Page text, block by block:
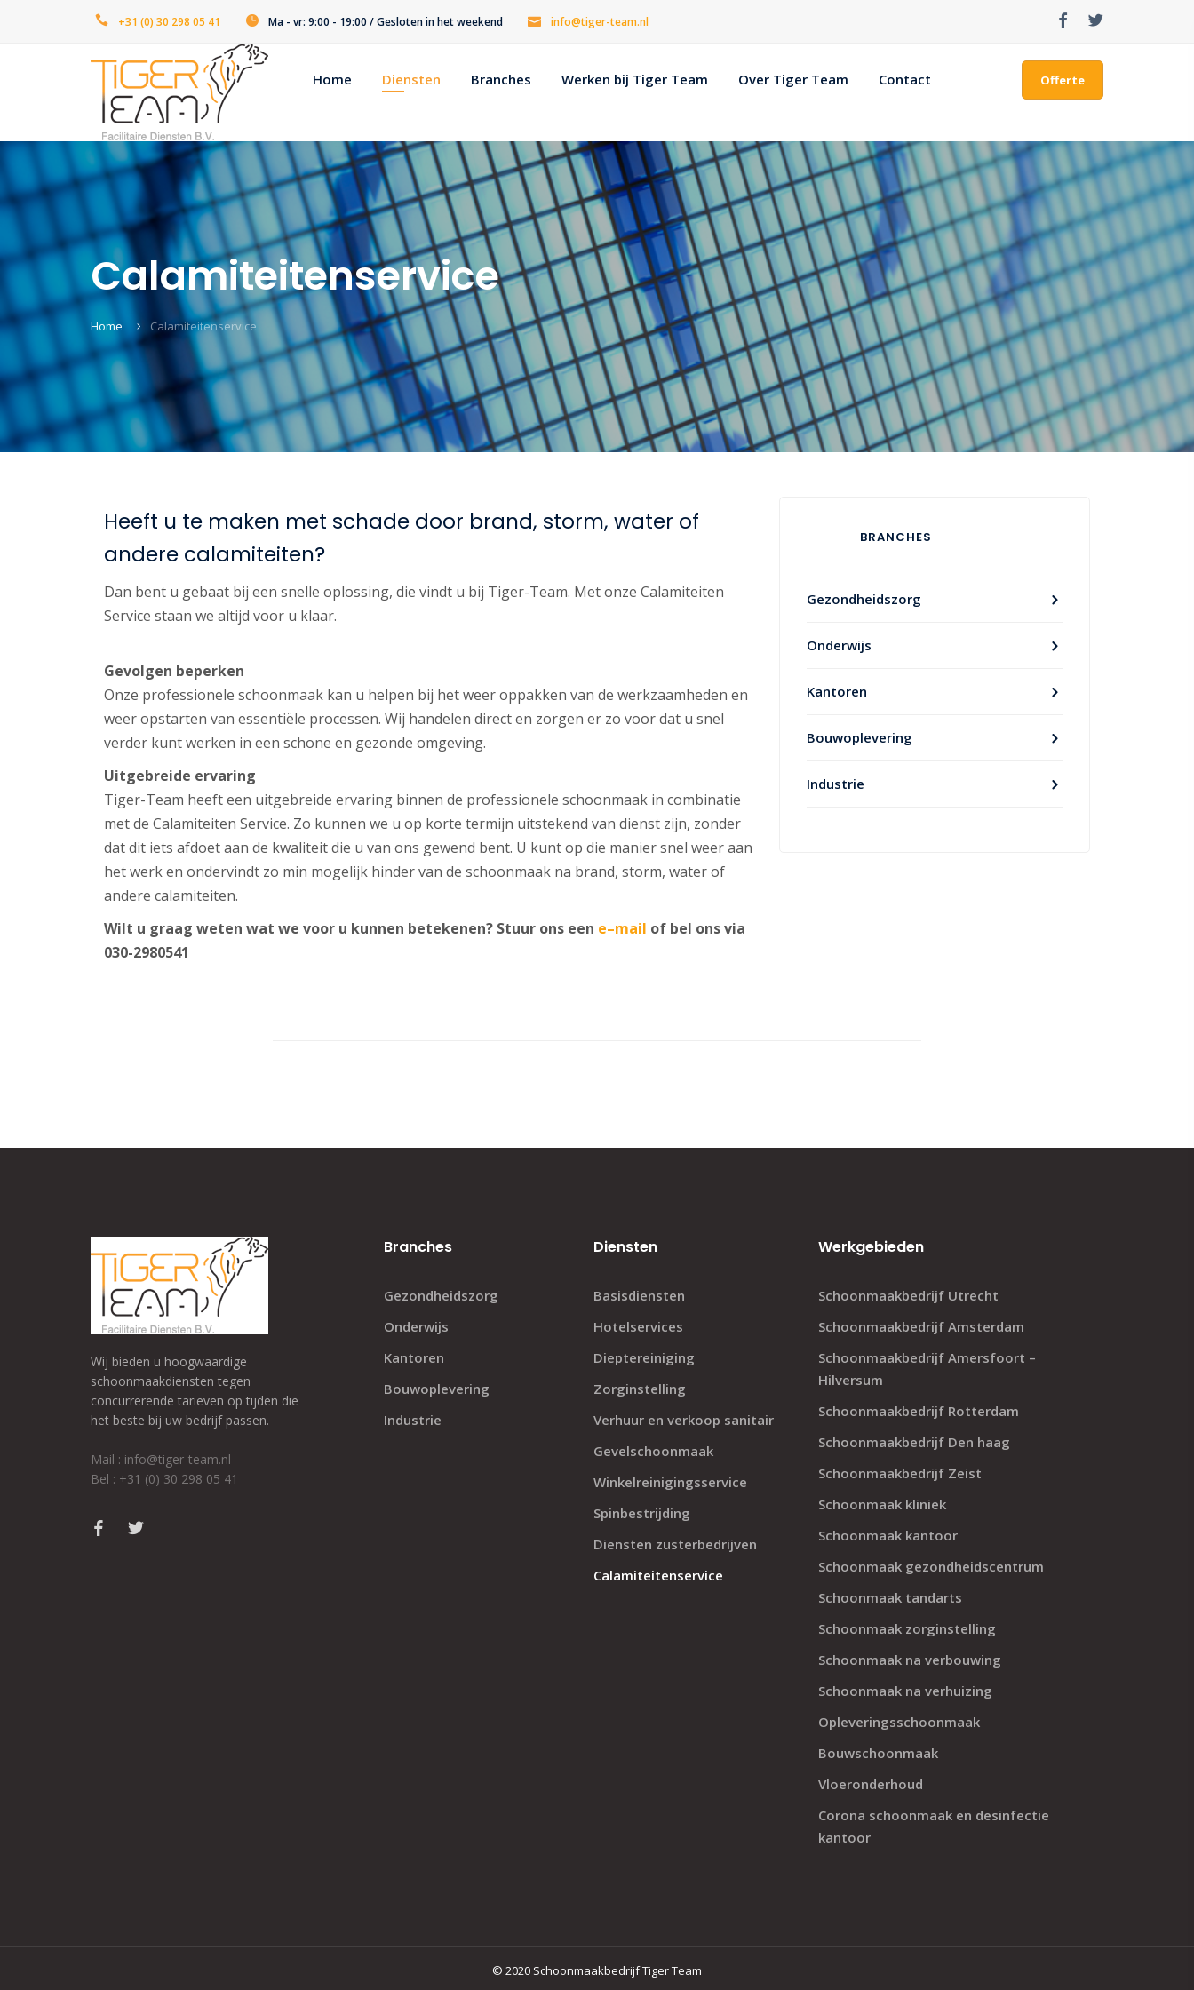
+31 (0) 30 298 05 41 Ma - vr: 9:00 - 19:00 / Gesloten in het weekend info@tiger-team.nl
Offerte
Home Diensten Branches Werken bij Tiger Team Over Tiger Team Contact
Calamiteitenservice
Home Calamiteitenservice
Heeft u te maken met schade door brand, storm, water of
andere calamiteiten?
Dan bent u gebaat bij een snelle oplossing, die vindt u bij Tiger-Team. Met onze Calamiteiten
Service staan we altijd voor u klaar.
Gevolgen beperken
Onze professionele schoonmaak kan u helpen bij het weer oppakken van de werkzaamheden en
weer opstarten van essentiële processen. Wij handelen direct en zorgen er zo voor dat u snel
verder kunt werken in een schone en gezonde omgeving.
Uitgebreide ervaring
Tiger-Team heeft een uitgebreide ervaring binnen de professionele schoonmaak in combinatie
met de Calamiteiten Service. Zo kunnen we u op korte termijn uitstekend van dienst zijn, zonder
dat dit iets afdoet aan de kwaliteit die u van ons gewend bent. U kunt op die manier snel weer aan
het werk en ondervindt zo min mogelijk hinder van de schoonmaak na brand, storm, water of
andere calamiteiten.
Wilt u graag weten wat we voor u kunnen betekenen? Stuur ons een e–mail of bel ons via
030-2980541
BRANCHES
Gezondheidszorg
Onderwijs
Kantoren
Bouwoplevering
Industrie
Wij bieden u hoogwaardige
schoonmaakdiensten tegen
concurrerende tarieven op tijden die
het beste bij uw bedrijf passen.
Mail : info@tiger-team.nl
Bel : +31 (0) 30 298 05 41
Branches
Gezondheidszorg
Onderwijs
Kantoren
Bouwoplevering
Industrie
Diensten
Basisdiensten
Hotelservices
Dieptereiniging
Zorginstelling
Verhuur en verkoop sanitair
Gevelschoonmaak
Winkelreinigingsservice
Spinbestrijding
Diensten zusterbedrijven
Calamiteitenservice
Werkgebieden
Schoonmaakbedrijf Utrecht
Schoonmaakbedrijf Amsterdam
Schoonmaakbedrijf Amersfoort –
Hilversum
Schoonmaakbedrijf Rotterdam
Schoonmaakbedrijf Den haag
Schoonmaakbedrijf Zeist
Schoonmaak kliniek
Schoonmaak kantoor
Schoonmaak gezondheidscentrum
Schoonmaak tandarts
Schoonmaak zorginstelling
Schoonmaak na verbouwing
Schoonmaak na verhuizing
Opleveringsschoonmaak
Bouwschoonmaak
Vloeronderhoud
Corona schoonmaak en desinfectie
kantoor
© 2020 Schoonmaakbedrijf Tiger Team